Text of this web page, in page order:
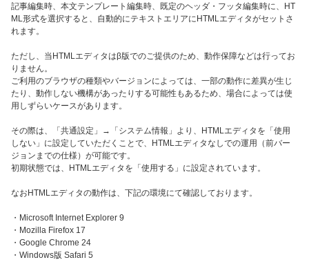
記事編集時、本文テンプレート編集時、既定のヘッダ・フッタ編集時に、HT
ML形式を選択すると、自動的にテキストエリアにHTMLエディタがセットさ
れます。
ただし、当HTMLエディタはβ版でのご提供のため、動作保障などは行ってお
りません。
ご利用のブラウザの種類やバージョンによっては、一部の動作に差異が生じ
たり、動作しない機構があったりする可能性もあるため、場合によっては使
用しずらいケースがあります。
その際は、「共通設定」→「システム情報」より、HTMLエディタを「使用
しない」に設定していただくことで、HTMLエディタなしでの運用（前バー
ジョンまでの仕様）が可能です。
初期状態では、HTMLエディタを「使用する」に設定されています。
なおHTMLエディタの動作は、下記の環境にて確認しております。
・Microsoft Internet Explorer 9
・Mozilla Firefox 17
・Google Chrome 24
・Windows版 Safari 5